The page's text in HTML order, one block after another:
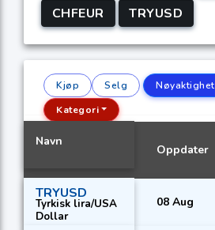
CHFEUR
TRYUSD
Kjøp Selg Nøyaktighet
Kategori
Navn
Oppdater
TRYUSD
Tyrkisk lira/USA
Dollar
08 Aug